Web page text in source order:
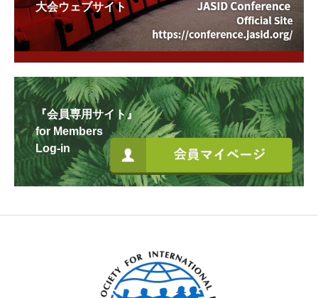
大会ウェブサイト
『会員専用サイト』
for Members
Log-in